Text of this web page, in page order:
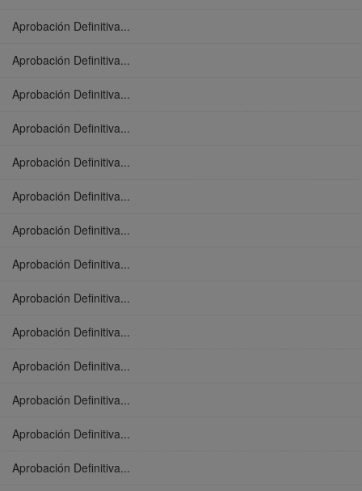
Aprobación Definitiva...
Aprobación Definitiva...
Aprobación Definitiva...
Aprobación Definitiva...
Aprobación Definitiva...
Aprobación Definitiva...
Aprobación Definitiva...
Aprobación Definitiva...
Aprobación Definitiva...
Aprobación Definitiva...
Aprobación Definitiva...
Aprobación Definitiva...
Aprobación Definitiva...
Aprobación Definitiva...